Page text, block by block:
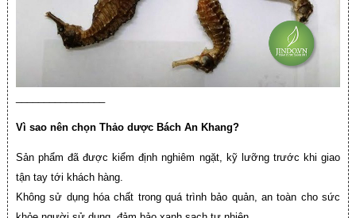
Vì sao nên chọn Thảo dược Bách An Khang?
Sản phẩm đã được kiểm định nghiêm ngặt, kỹ lưỡng trước khi giao
tận tay tới khách hàng.
Không sử dụng hóa chất trong quá trình bảo quản, an toàn cho sức